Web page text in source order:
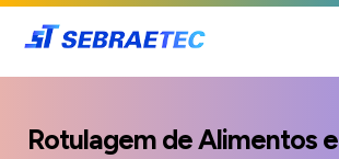
Rotulagem de Alimentos e